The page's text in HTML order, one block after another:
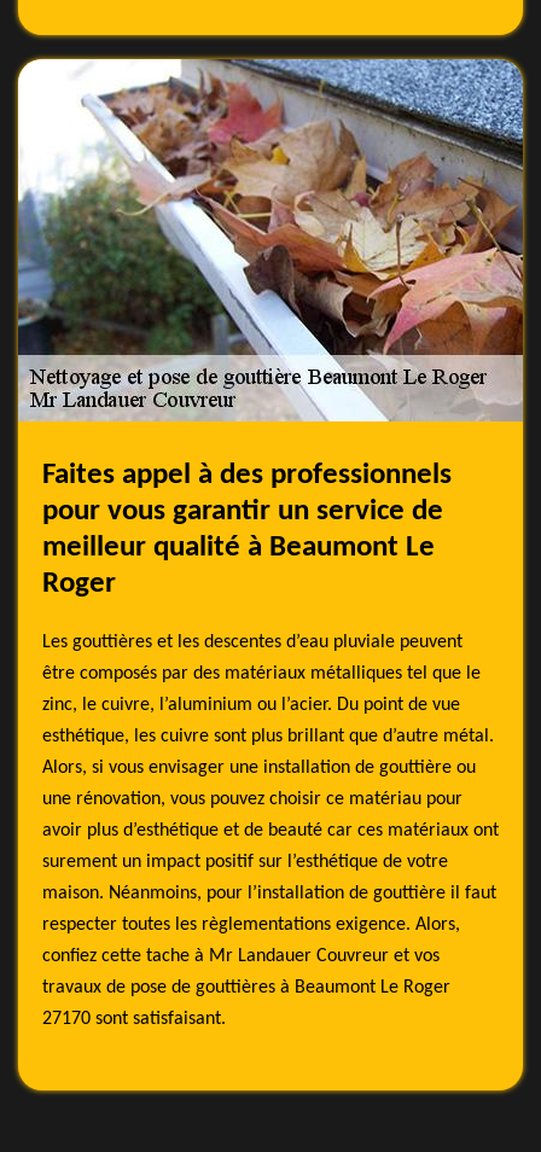
Faites appel à des professionnels
pour vous garantir un service de
meilleur qualité à Beaumont Le
Roger
Les gouttières et les descentes d’eau pluviale peuvent
être composés par des matériaux métalliques tel que le
zinc, le cuivre, l’aluminium ou l’acier. Du point de vue
esthétique, les cuivre sont plus brillant que d’autre métal.
Alors, si vous envisager une installation de gouttière ou
une rénovation, vous pouvez choisir ce matériau pour
avoir plus d’esthétique et de beauté car ces matériaux ont
surement un impact positif sur l’esthétique de votre
maison. Néanmoins, pour l’installation de gouttière il faut
respecter toutes les règlementations exigence. Alors,
confiez cette tache à Mr Landauer Couvreur et vos
travaux de pose de gouttières à Beaumont Le Roger
27170 sont satisfaisant.